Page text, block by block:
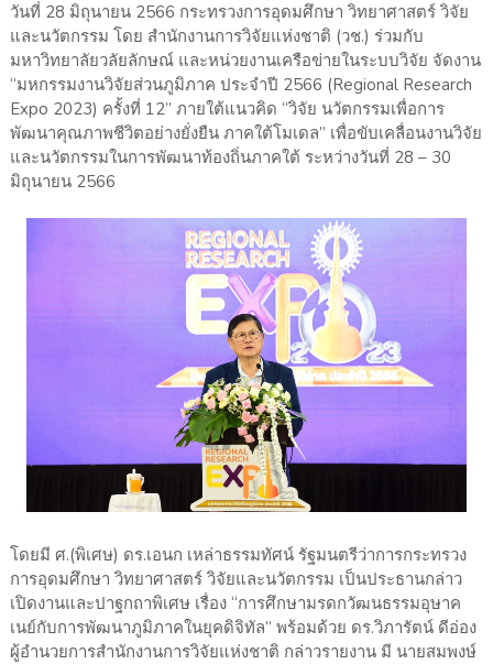
วันที่ 28 มิถุนายน 2566 กระทรวงการอุดมศึกษา วิทยาศาสตร์ วิจัย
และนวัตกรรม โดย สำนักงานการวิจัยแห่งชาติ (วช.) ร่วมกับ
มหาวิทยาลัยวลัยลักษณ์ และหน่วยงานเครือข่ายในระบบวิจัย จัดงาน
“มหกรรมงานวิจัยส่วนภูมิภาค ประจำปี 2566 (Regional Research
Expo 2023) ครั้งที่ 12” ภายใต้แนวคิด “วิจัย นวัตกรรมเพื่อการ
พัฒนาคุณภาพชีวิตอย่างยั่งยืน ภาคใต้โมเดล” เพื่อขับเคลื่อนงานวิจัย
และนวัตกรรมในการพัฒนาท้องถิ่นภาคใต้ ระหว่างวันที่ 28 – 30
มิถุนายน 2566
โดยมี ศ.(พิเศษ) ดร.เอนก เหล่าธรรมทัศน์ รัฐมนตรีว่าการกระทรวง
การอุดมศึกษา วิทยาศาสตร์ วิจัยและนวัตกรรม เป็นประธานกล่าว
เปิดงานและปาฐกถาพิเศษ เรื่อง “การศึกษามรดกวัฒนธรรมอุษาค
เนย์กับการพัฒนาภูมิภาคในยุคดิจิทัล” พร้อมด้วย ดร.วิภารัตน์ ดีอ่อง
ผู้อำนวยการสำนักงานการวิจัยแห่งชาติ กล่าวรายงาน มี นายสมพงษ์